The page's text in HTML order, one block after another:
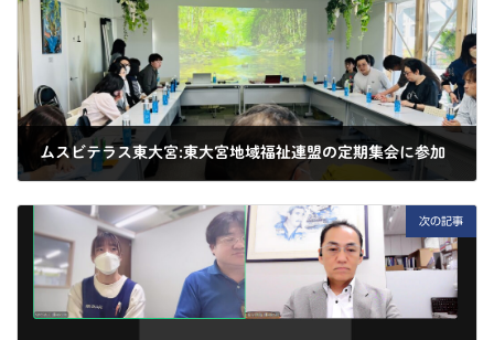
ムスビテラス東大宮:東大宮地域福祉連盟の定期集会に参加
次の記事